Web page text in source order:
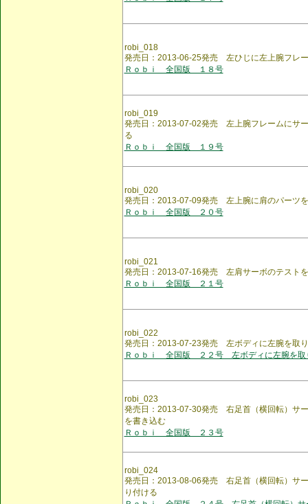
robi_018
発売日：2013-06-25発売 左ひじに左上腕フレ
Ｒｏｂｉ 全国版 １８号
robi_019
発売日：2013-07-02発売 左上腕フレームにサ
る
Ｒｏｂｉ 全国版 １９号
robi_020
発売日：2013-07-09発売 左上腕に肩のパーツ
Ｒｏｂｉ 全国版 ２０号
robi_021
発売日：2013-07-16発売 左肩サーボのテスト
Ｒｏｂｉ 全国版 ２１号
robi_022
発売日：2013-07-23発売 左ボディに左腕を取
Ｒｏｂｉ 全国版 ２２号 左ボディに左腕を取
robi_023
発売日：2013-07-30発売 右足首（横回転）サ
を書き込む
Ｒｏｂｉ 全国版 ２３号
robi_024
発売日：2013-08-06発売 右足首（横回転）サ
り付ける